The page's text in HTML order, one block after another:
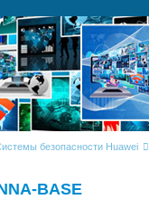
безопасности Huawei
BASE